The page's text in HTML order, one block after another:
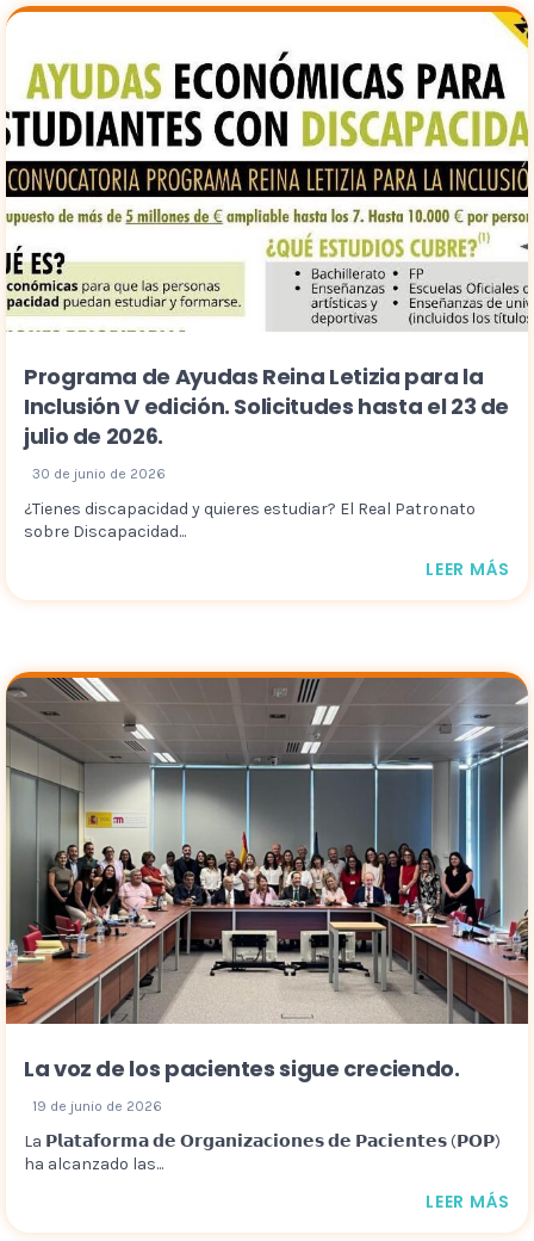
Programa de Ayudas Reina Letizia para la
Inclusión V edición. Solicitudes hasta el 23 de
julio de 2026.
30 de junio de 2026
¿Tienes discapacidad y quieres estudiar? El Real Patronato
sobre Discapacidad...
LEER MÁS
La voz de los pacientes sigue creciendo.
19 de junio de 2026
La 𝗣𝗹𝗮𝘁𝗮𝗳𝗼𝗿𝗺𝗮 𝗱𝗲 𝗢𝗿𝗴𝗮𝗻𝗶𝘇𝗮𝗰𝗶𝗼𝗻𝗲𝘀 𝗱𝗲 𝗣𝗮𝗰𝗶𝗲𝗻𝘁𝗲𝘀 (𝗣𝗢𝗣)
ha alcanzado las...
LEER MÁS